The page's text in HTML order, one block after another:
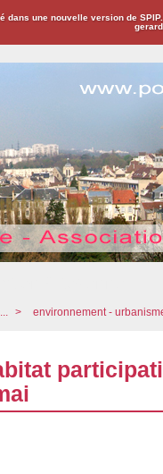
dans une nouvelle version de
>
environnement -